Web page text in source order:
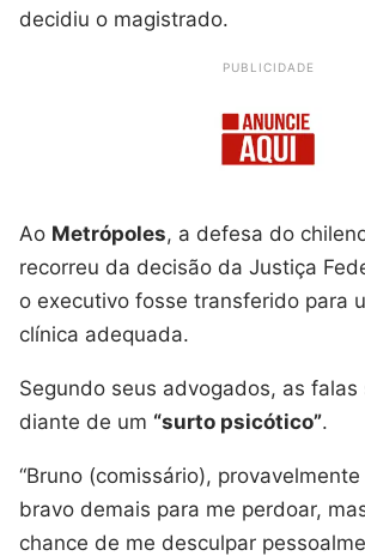
decidiu o magistrado.
PUBLICIDADE
Ao Metrópoles, a defesa do
recorreu da decisão da Justiça
o executivo fosse transferido para
clínica adequada.
Segundo seus advogados, as falas
diante de um “surto psicótico”.
“Bruno (comissário),
bravo demais para me perdoar,
chance de me desculpar